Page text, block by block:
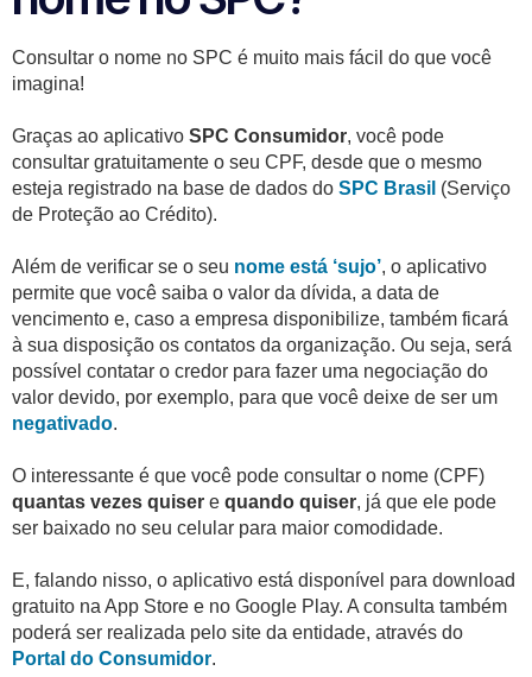
Consultar o nome no SPC é muito mais fácil do que você
imagina!
Graças ao aplicativo SPC Consumidor, você pode
consultar gratuitamente o seu CPF, desde que o mesmo
esteja registrado na base de dados do SPC Brasil (Serviço
de Proteção ao Crédito).
Além de verificar se o seu nome está ‘sujo’, o aplicativo
permite que você saiba o valor da dívida, a data de
vencimento e, caso a empresa disponibilize, também ficará
à sua disposição os contatos da organização. Ou seja, será
possível contatar o credor para fazer uma negociação do
valor devido, por exemplo, para que você deixe de ser um
negativado.
O interessante é que você pode consultar o nome (CPF)
quantas vezes quiser e quando quiser, já que ele pode
ser baixado no seu celular para maior comodidade.
E, falando nisso, o aplicativo está disponível para download
gratuito na App Store e no Google Play. A consulta também
poderá ser realizada pelo site da entidade, através do
Portal do Consumidor.